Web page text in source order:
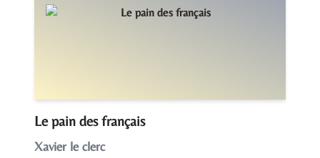
Le pain des français
Xavier le clerc